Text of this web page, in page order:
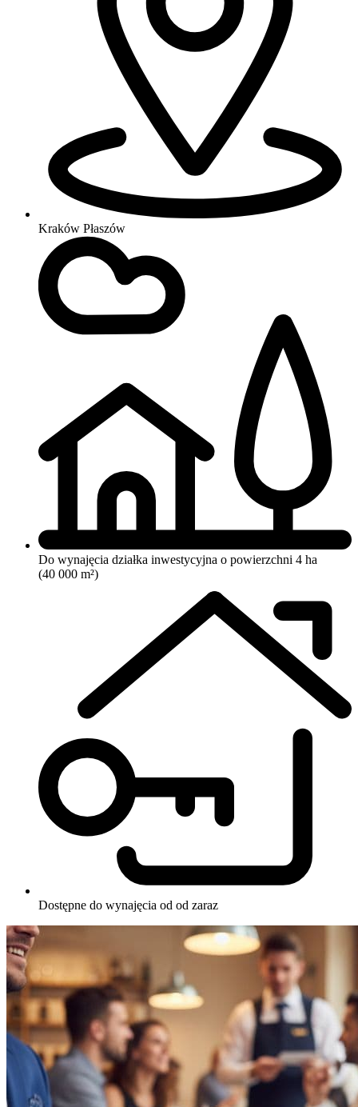
Kraków Płaszów
Do wynajęcia działka inwestycyjna o powierzchni 4 ha
(40 000 m²)
Dostępne do wynajęcia od od zaraz